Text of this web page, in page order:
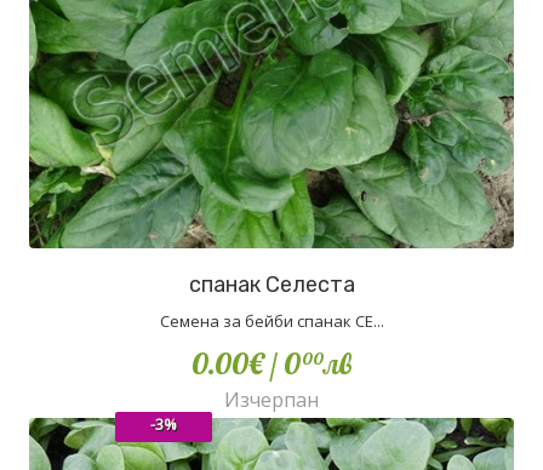
спанак Селеста
Семена за бейби спанак СЕ...
0.00€/ 000лв
Изчерпан
-3%